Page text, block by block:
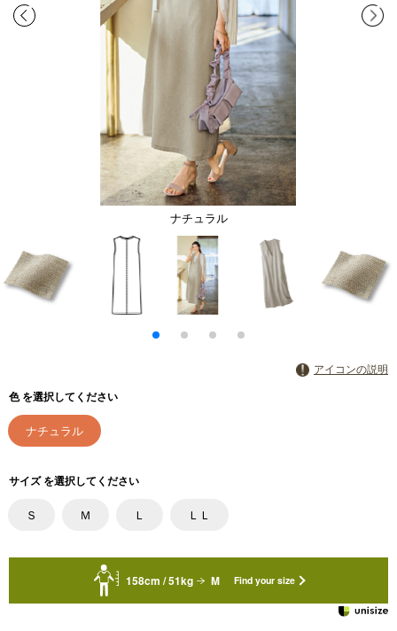
ナチュラル
アイコンの説明
色 を選択してください
ナチュラル
サイズ を選択してください
Ｓ Ｍ Ｌ ＬＬ
158cm / 51kg M Find your size